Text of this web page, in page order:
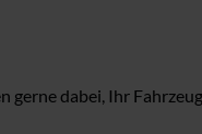
dabei, Ihr